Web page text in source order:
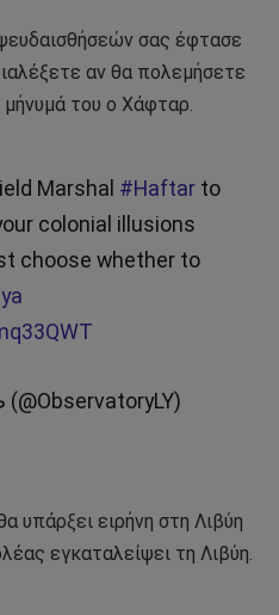
σας έφτασε
αν θα πολεμήσετε
του ο Χάφταρ.
Marshal #Haftarto
colonial illusions
choose whether to
— صحيفة المرصد الليبية (@ObservatoryLY)
υπάρξει ειρήνη στη Λιβύη
εγκαταλείψει τη Λιβύη.